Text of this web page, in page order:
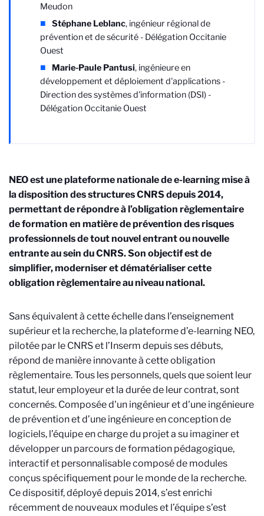
Meudon
Stéphane Leblanc, ingénieur régional de
prévention et de sécurité - Délégation Occitanie
Ouest
Marie-Paule Pantusi, ingénieure en
développement et déploiement d'applications -
Direction des systèmes d'information (DSI) -
Délégation Occitanie Ouest
NEO est une plateforme nationale de e-learning mise à
la disposition des structures CNRS depuis 2014,
permettant de répondre à l’obligation règlementaire
de formation en matière de prévention des risques
professionnels de tout nouvel entrant ou nouvelle
entrante au sein du CNRS. Son objectif est de
simplifier, moderniser et dématérialiser cette
obligation règlementaire au niveau national.
Sans équivalent à cette échelle dans l’enseignement
supérieur et la recherche, la plateforme d’e-learning NEO,
pilotée par le CNRS et l’Inserm depuis ses débuts,
répond de manière innovante à cette obligation
règlementaire. Tous les personnels, quels que soient leur
statut, leur employeur et la durée de leur contrat, sont
concernés. Composée d'un ingénieur et d'une ingénieure
de prévention et d’une ingénieure en conception de
logiciels, l’équipe en charge du projet a su imaginer et
développer un parcours de formation pédagogique,
interactif et personnalisable composé de modules
conçus spécifiquement pour le monde de la recherche.
Ce dispositif, déployé depuis 2014, s’est enrichi
récemment de nouveaux modules et l’équipe s’est